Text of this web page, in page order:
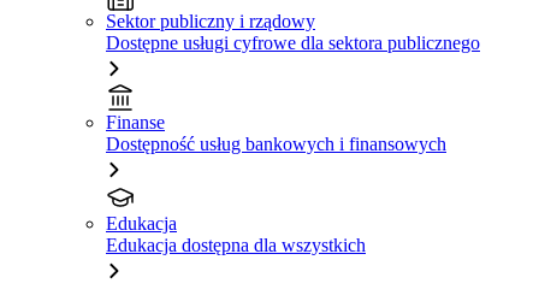
Sektor publiczny i rządowy
Dostępne usługi cyfrowe dla sektora publicznego
Finanse
Dostępność usług bankowych i finansowych
Edukacja
Edukacja dostępna dla wszystkich